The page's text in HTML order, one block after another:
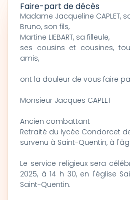
Faire-part de décès
Madame Jacqueline CAPLET,
Bruno, son fils,
Martine LIEBART, sa filleule,
ses cousins et cousines,
amis,
ont la douleur de vous faire
Monsieur Jacques CAPLET
Ancien combattant
Retraité du lycée Condorcet
survenu à Saint-Quentin, à
Le service religieux sera
2025, à 14 h 30, en l'église
Saint-Quentin.